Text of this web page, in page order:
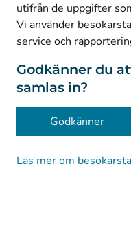
utifrån de uppgifter
Vi använder
service och
Godkänner du
samlas in?
Godkänner
Läs mer om
© Kanta-Palvelut,
Dataskydd
Om webbplatsen
Tillgänglighet
Kakor